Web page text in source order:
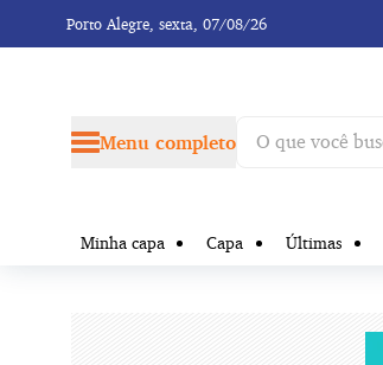
Porto Alegre, sexta, 07/08/26
Menu completo
Minha capa Capa Últimas